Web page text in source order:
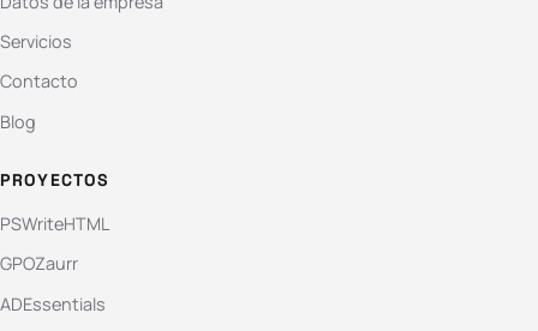
Servicios
Contacto
Blog
PROYECTOS
PSWriteHTML
GPOZaurr
ADEssentials